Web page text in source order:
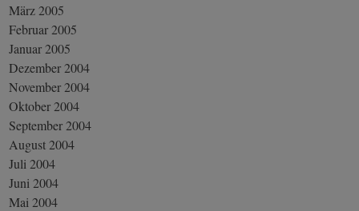
März 2005
Februar 2005
Januar 2005
Dezember 2004
November 2004
Oktober 2004
September 2004
August 2004
Juli 2004
Juni 2004
Mai 2004